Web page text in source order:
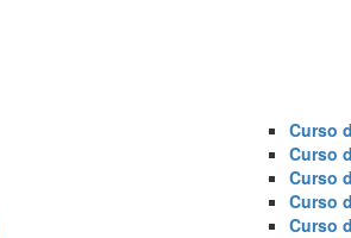
Curso
Curso
Curso
Curso
Curso